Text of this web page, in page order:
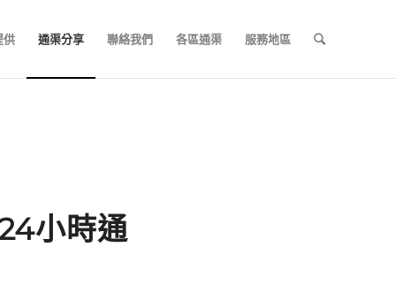
供 通渠分享 聯絡我們 各區通渠 服務地區
小時通